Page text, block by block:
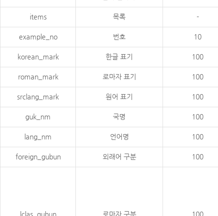
items 목록 -
example_no 번호 10
korean_mark 한글 표기 100
roman_mark 로마자 표기 100
srclang_mark 원어 표기 100
guk_nm 국명 100
lang_nm 언어명 100
foreign_gubun 외래어 구분 100
lclas_gubun 로마자 구분 100